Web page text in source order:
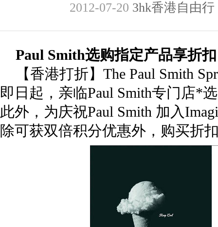
2012-07-20 3hk香港自由行
Paul Smith选购指定产品享折扣
【香港打折】The Paul Smith
即日起，亲临Paul Smith专门店*
此外，为庆祝Paul Smith 加入
除可获双倍积分优惠外，购买折